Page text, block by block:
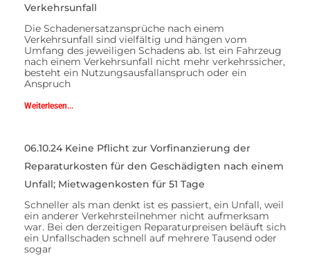
Verkehrsunfall
Die Schadenersatzansprüche nach einem
Verkehrsunfall sind vielfältig und hängen vom
Umfang des jeweiligen Schadens ab. Ist ein Fahrzeug
nach einem Verkehrsunfall nicht mehr verkehrssicher,
besteht ein Nutzungsausfallanspruch oder ein
Anspruch
Weiterlesen...
06.10.24 Keine Pflicht zur Vorfinanzierung der
Reparaturkosten für den Geschädigten nach einem
Unfall; Mietwagenkosten für 51 Tage
Schneller als man denkt ist es passiert, ein Unfall, weil
ein anderer Verkehrsteilnehmer nicht aufmerksam
war. Bei den derzeitigen Reparaturpreisen beläuft sich
ein Unfallschaden schnell auf mehrere Tausend oder
sogar